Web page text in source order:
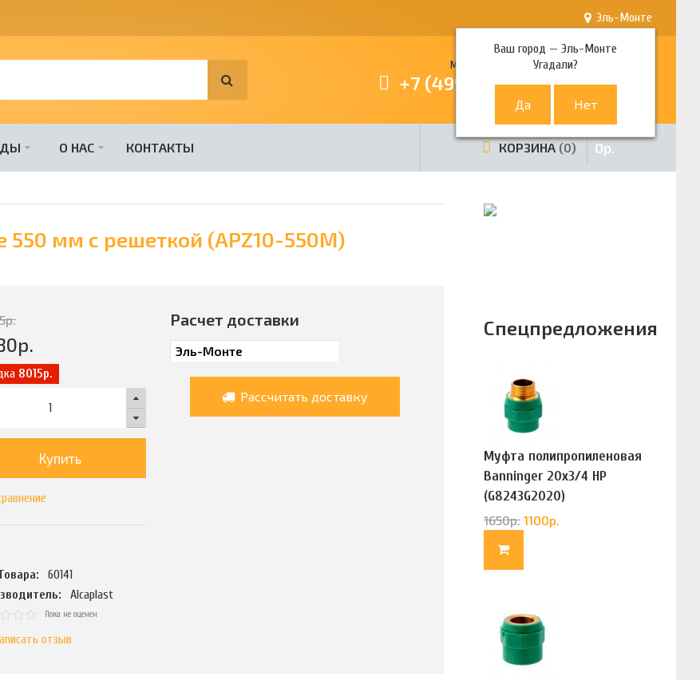
Эль-Монте
Ваш город —Эль-Монте
Угадали?
Многоканальный телефон
+7 (499) 380-80-80
О НАС КОНТАКТЫ КОРЗИНА 0 0р.
мм с решеткой (APZ10-550М)
р.
р.
8015р.
Купить
60141
Alcaplast
Пока не оценен
отзыв
Расчет доставки
Рассчитать доставку
Спецпредложения
Муфта полипропиленовая
Banninger 20х3/4 НР
(G8243G2020)
1650р. 1100р.